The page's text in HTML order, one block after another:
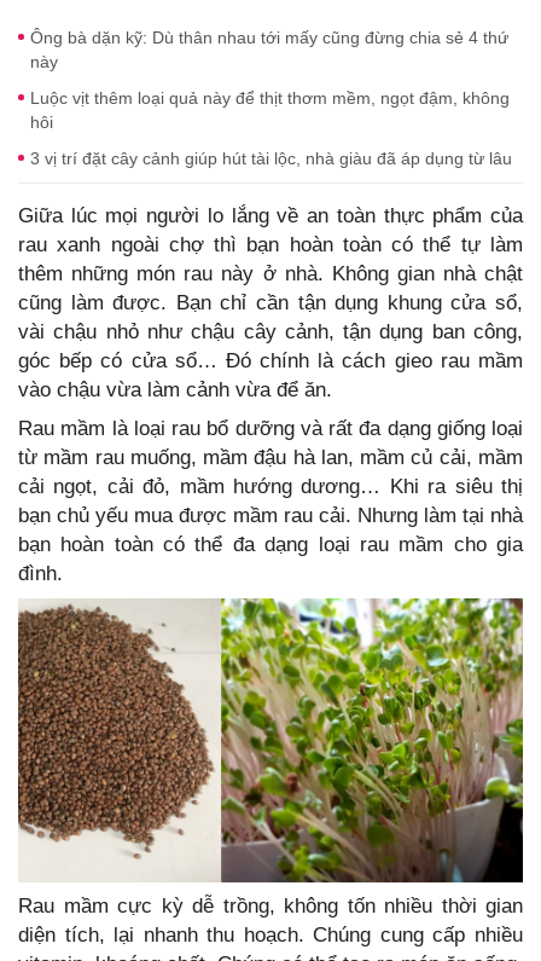
Ông bà dặn kỹ: Dù thân nhau tới mấy cũng đừng chia sẻ 4 thứ
này
Luộc vịt thêm loại quả này để thịt thơm mềm, ngọt đậm, không
hôi
3 vị trí đặt cây cảnh giúp hút tài lộc, nhà giàu đã áp dụng từ lâu
Giữa lúc mọi người lo lắng về an toàn thực phẩm của
rau xanh ngoài chợ thì bạn hoàn toàn có thể tự làm
thêm những món rau này ở nhà. Không gian nhà chật
cũng làm được. Bạn chỉ cần tận dụng khung cửa sổ,
vài chậu nhỏ như chậu cây cảnh, tận dụng ban công,
góc bếp có cửa sổ… Đó chính là cách gieo rau mầm
vào chậu vừa làm cảnh vừa để ăn.
Rau mầm là loại rau bổ dưỡng và rất đa dạng giống loại
từ mầm rau muống, mầm đậu hà lan, mầm củ cải, mầm
cải ngọt, cải đỏ, mầm hướng dương… Khi ra siêu thị
bạn chủ yếu mua được mầm rau cải. Nhưng làm tại nhà
bạn hoàn toàn có thể đa dạng loại rau mầm cho gia
đình.
Rau mầm cực kỳ dễ trồng, không tốn nhiều thời gian
diện tích, lại nhanh thu hoạch. Chúng cung cấp nhiều